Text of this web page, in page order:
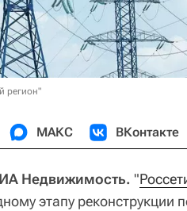
регион"
МАКС ВКонтакте
Недвижимость. "
этапу реконструкции